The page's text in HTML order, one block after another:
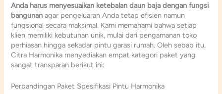
Anda harus menyesuaikan ketebalan daun baja dengan fungsi
bangunan agar pengeluaran Anda tetap efisien namun
fungsional secara maksimal. Kami memahami bahwa setiap
klien memiliki kebutuhan unik, mulai dari pengamanan toko
perhiasan hingga sekadar pintu garasi rumah. Oleh sebab itu,
Citra Harmonika menyediakan empat kategori paket yang
sangat transparan berikut ini:
Perbandingan Paket Spesifikasi Pintu Harmonika